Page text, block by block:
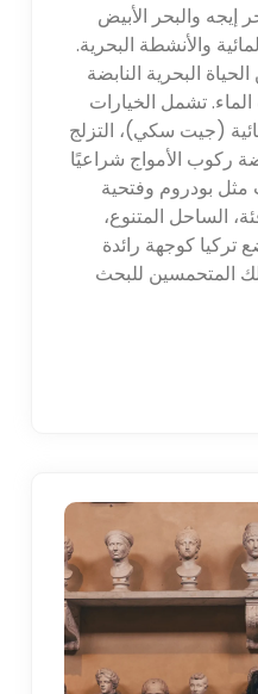
إيجه والبحر الأبيض
والأنشطة البحرية.
البحرية النابضة
الماء. تشمل الخيارات
(جيت سكي)، التزلج
ركوب الأمواج شراعيًا
بودروم وفتحية
الساحل المتنوع،
تركيا كوجهة رائدة
المتحمسين للبحث